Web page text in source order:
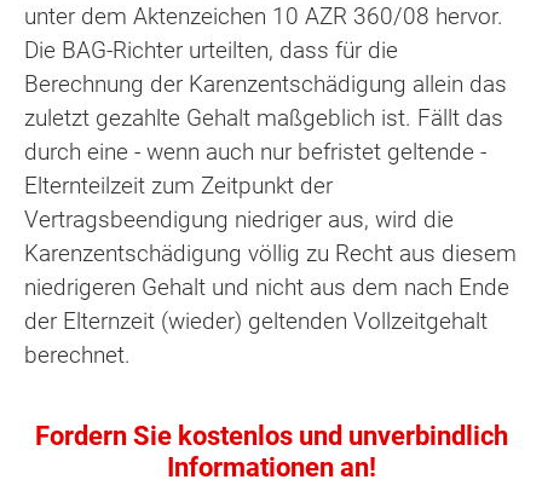
unter dem Aktenzeichen 10 AZR 360/08 hervor.
Die BAG-Richter urteilten, dass für die
Berechnung der Karenzentschädigung allein das
zuletzt gezahlte Gehalt maßgeblich ist. Fällt das
durch eine - wenn auch nur befristet geltende -
Elternteilzeit zum Zeitpunkt der
Vertragsbeendigung niedriger aus, wird die
Karenzentschädigung völlig zu Recht aus diesem
niedrigeren Gehalt und nicht aus dem nach Ende
der Elternzeit (wieder) geltenden Vollzeitgehalt
berechnet.
Fordern Sie kostenlos und unverbindlich
Informationen an!